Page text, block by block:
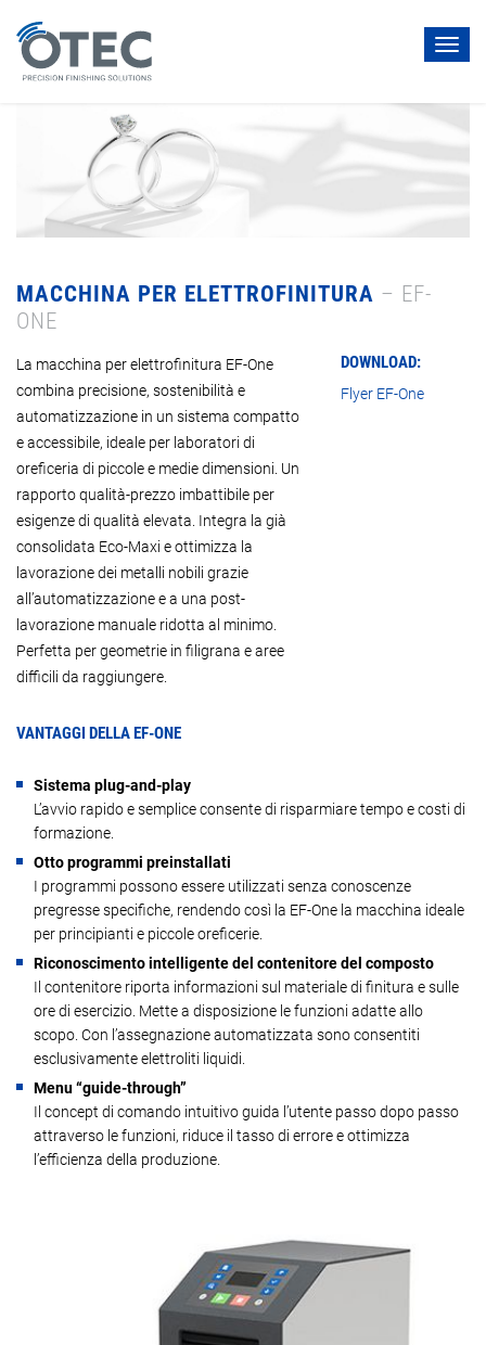
MACCHINA PER ELETTROFINITURA – EF-
ONE
La macchina per elettrofinitura EF-One
combina precisione, sostenibilità e
automatizzazione in un sistema compatto
e accessibile, ideale per laboratori di
oreficeria di piccole e medie dimensioni. Un
rapporto qualità-prezzo imbattibile per
esigenze di qualità elevata. Integra la già
consolidata Eco-Maxi e ottimizza la
lavorazione dei metalli nobili grazie
all’automatizzazione e a una post-
lavorazione manuale ridotta al minimo.
Perfetta per geometrie in filigrana e aree
difficili da raggiungere.
DOWNLOAD:
Flyer EF-One
VANTAGGI DELLA EF-ONE
Sistema plug-and-play
L’avvio rapido e semplice consente di risparmiare tempo e costi di
formazione.
Otto programmi preinstallati
I programmi possono essere utilizzati senza conoscenze
pregresse specifiche, rendendo così la EF-One la macchina ideale
per principianti e piccole oreficerie.
Riconoscimento intelligente del contenitore del composto
Il contenitore riporta informazioni sul materiale di finitura e sulle
ore di esercizio. Mette a disposizione le funzioni adatte allo
scopo. Con l’assegnazione automatizzata sono consentiti
esclusivamente elettroliti liquidi.
Menu “guide-through”
Il concept di comando intuitivo guida l’utente passo dopo passo
attraverso le funzioni, riduce il tasso di errore e ottimizza
l’efficienza della produzione.